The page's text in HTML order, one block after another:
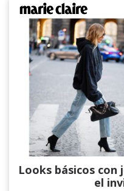
Looks básicos con
el